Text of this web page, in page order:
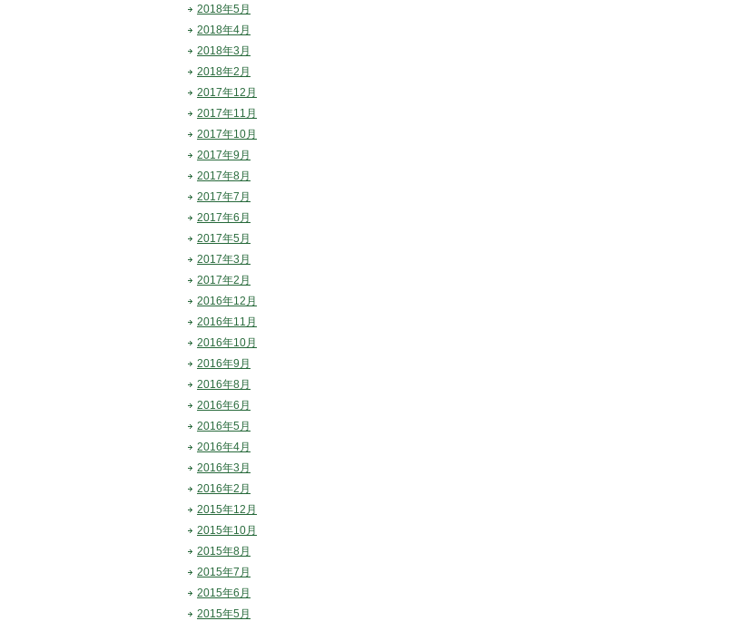
2018年5月
2018年4月
2018年3月
2018年2月
2017年12月
2017年11月
2017年10月
2017年9月
2017年8月
2017年7月
2017年6月
2017年5月
2017年3月
2017年2月
2016年12月
2016年11月
2016年10月
2016年9月
2016年8月
2016年6月
2016年5月
2016年4月
2016年3月
2016年2月
2015年12月
2015年10月
2015年8月
2015年7月
2015年6月
2015年5月